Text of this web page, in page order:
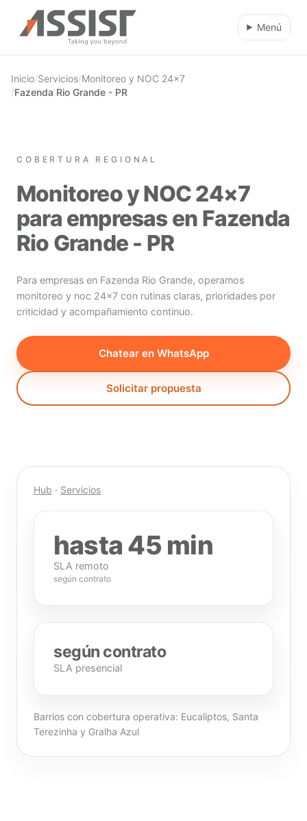
Ir al contenido principal
Menú
Inicio/Servicios/Monitoreo y NOC 24×7
/Fazenda Rio Grande - PR
COBERTURA REGIONAL
Monitoreo y NOC 24×7
para empresas en Fazenda
Rio Grande - PR
Para empresas en Fazenda Rio Grande, operamos
monitoreo y noc 24×7 con rutinas claras, prioridades por
criticidad y acompañamiento continuo.
Chatear en WhatsApp
Solicitar propuesta
Hub · Servicios
hasta 45 min
SLA remoto
según contrato
según contrato
SLA presencial
Barrios con cobertura operativa: Eucaliptos, Santa
Terezinha y Gralha Azul